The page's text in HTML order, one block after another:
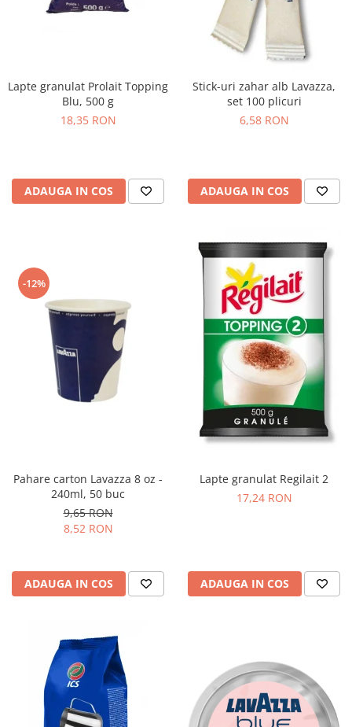
Lapte granulat Prolait Topping
Blu, 500 g
18,35 RON
ADAUGA IN COS
Stick-uri zahar alb Lavazza,
set 100 plicuri
6,58 RON
ADAUGA IN COS
-12%
Pahare carton Lavazza 8 oz -
240ml, 50 buc
9,65 RON
8,52 RON
ADAUGA IN COS
Lapte granulat Regilait 2
17,24 RON
ADAUGA IN COS